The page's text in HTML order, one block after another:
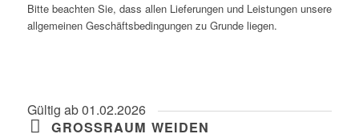
Bitte beachten Sie, dass allen Lieferungen und Leistungen unsere
allgemeinen Geschäftsbedingungen zu Grunde liegen.
Gültig ab 01.02.2026
GROSSRAUM WEIDEN